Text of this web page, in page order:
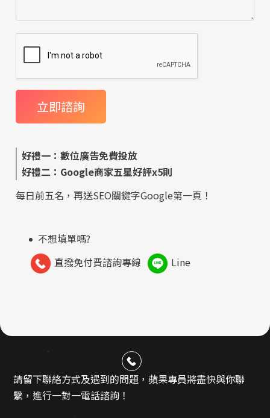
好禮一：數位廣告免費投放
好禮二：Google商家五星好評x5則
每日前五名，再送SEO關鍵字Google第一頁！
不想填單嗎?
直撥免付費諮詢專線
Line
請留下聯絡方式及遇到的問題，蘋果專員將盡快與你聯
繫，進行一對一電話諮詢！